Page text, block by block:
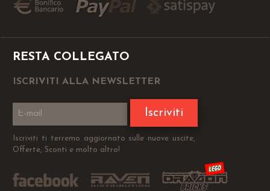
RESTA COLLEGATO
ISCRIVITI ALLA NEWSLETTER
Iscriviti
Iscriviti ti terremo aggiornato sulle nuove uscite,
Offerte, Sconti e molto altro!